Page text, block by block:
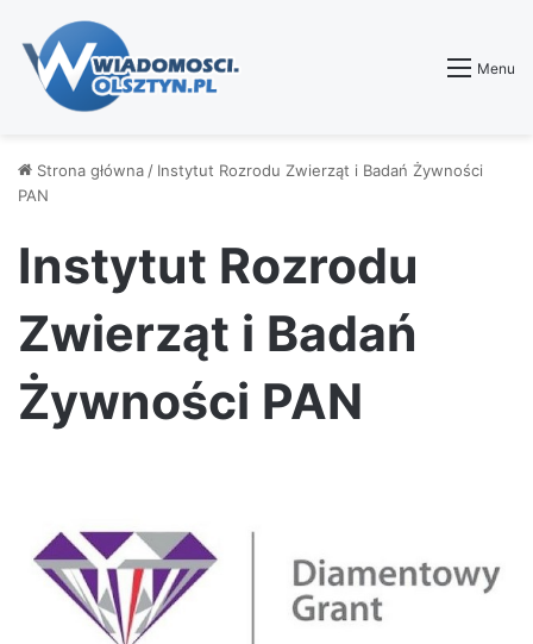
Menu
Strona główna / Instytut Rozrodu Zwierząt i Badań Żywności
PAN
Instytut Rozrodu
Zwierząt i Badań
Żywności PAN